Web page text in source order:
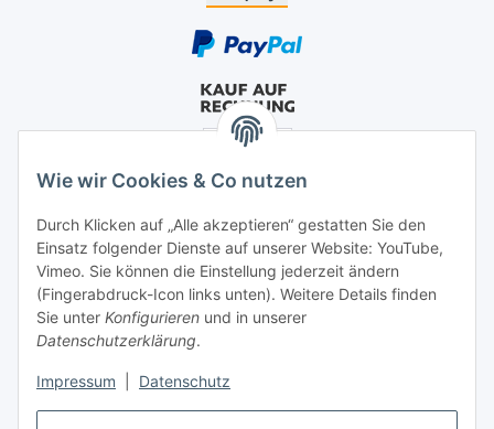
Wie wir Cookies & Co nutzen
Durch Klicken auf „Alle akzeptieren“ gestatten Sie den
Einsatz folgender Dienste auf unserer Website: YouTube,
Vimeo. Sie können die Einstellung jederzeit ändern
(Fingerabdruck-Icon links unten). Weitere Details finden
Sie unter Konfigurieren und in unserer
Datenschutzerklärung.
Impressum Datenschutz